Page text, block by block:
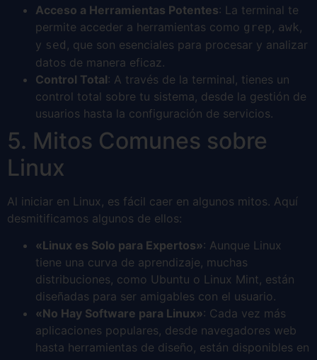
Acceso a Herramientas Potentes: La terminal te
permite acceder a herramientas como grep awk
y sed
, que son esenciales para procesar y analizar
datos de manera eficaz.
Control Total: A través de la terminal, tienes un
control total sobre tu sistema, desde la gestión de
usuarios hasta la configuración de servicios.
5. Mitos Comunes sobre
Linux
Al iniciar en Linux, es fácil caer en algunos mitos. Aquí
desmitificamos algunos de ellos:
«Linux es Solo para Expertos»: Aunque Linux
tiene una curva de aprendizaje, muchas
distribuciones, como Ubuntu o Linux Mint, están
diseñadas para ser amigables con el usuario.
«No Hay Software para Linux»: Cada vez más
aplicaciones populares, desde navegadores web
hasta herramientas de diseño, están disponibles en